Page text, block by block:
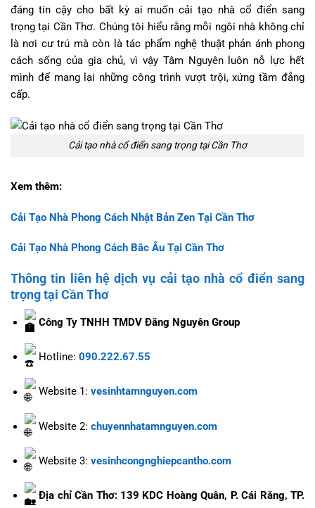
đáng tin cậy cho bất kỳ ai muốn cải tạo nhà cổ điển sang
trọng tại Cần Thơ. Chúng tôi hiểu rằng mỗi ngôi nhà không chỉ
là nơi cư trú mà còn là tác phẩm nghệ thuật phản ánh phong
cách sống của gia chủ, vì vậy Tâm Nguyên luôn nỗ lực hết
mình để mang lại những công trình vượt trội, xứng tầm đẳng
cấp.
Cải tạo nhà cổ điển sang trọng tại Cần Thơ
Xem thêm:
Cải Tạo Nhà Phong Cách Nhật Bản Zen Tại Cần Thơ
Cải Tạo Nhà Phong Cách Bắc Âu Tại Cần Thơ
Thông tin liên hệ dịch vụ cải tạo nhà cổ điển sang
trọng tại Cần Thơ
Công Ty TNHH TMDV Đăng Nguyên Group
Hotline: 090.222.67.55
Website 1: vesinhtamnguyen.com
Website 2: chuyennhatamnguyen.com
Website 3: vesinhcongnghiepcantho.com
Địa chỉ Cần Thơ: 139 KDC Hoàng Quân, P. Cái Răng, TP.